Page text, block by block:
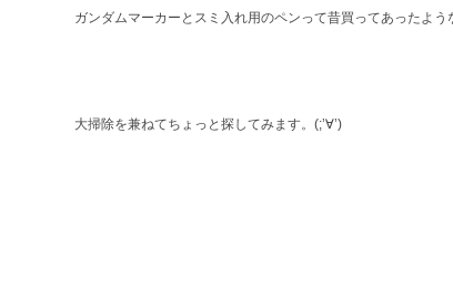
ガンダムマーカーとスミ入れ用のペンって昔買ってあったよう
大掃除を兼ねてちょっと探してみます。(;’∀’)